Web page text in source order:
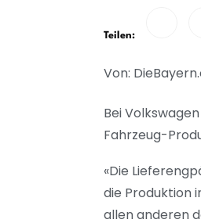
Teilen:
Von:
Bei
Fahrzeug-
«Die
die Produktion
allen anderen